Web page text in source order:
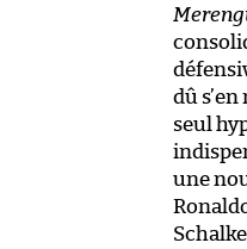
dû
seul
une